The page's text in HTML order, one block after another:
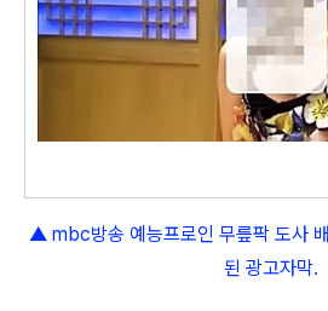
▲ mbc방송 예능프로인 무릎팍 도사
된 광고자막.